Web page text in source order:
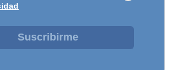
Suscribirme